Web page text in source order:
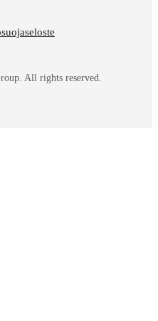
All rights reserved.